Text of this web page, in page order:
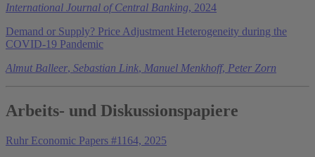
International Journal of Central Banking, 2024
Demand or Supply? Price Adjustment Heterogeneity during the
COVID-19 Pandemic
Almut Balleer, Sebastian Link, Manuel Menkhoff, Peter Zorn
Arbeits- und Diskussionspapiere
Ruhr Economic Papers #1164, 2025